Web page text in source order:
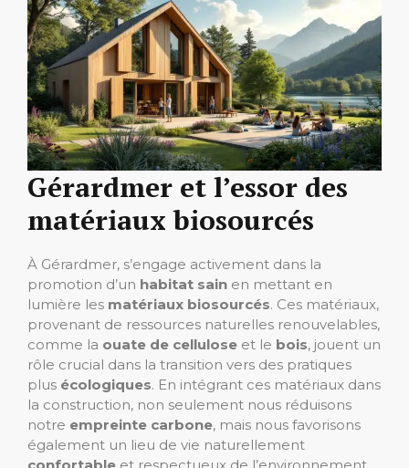
Gérardmer et l’essor des
matériaux biosourcés
À Gérardmer, s’engage activement dans la
promotion d’un habitat sain en mettant en
lumière les matériaux biosourcés. Ces matériaux,
provenant de ressources naturelles renouvelables,
comme la ouate de cellulose et le bois, jouent un
rôle crucial dans la transition vers des pratiques
plus écologiques. En intégrant ces matériaux dans
la construction, non seulement nous réduisons
notre empreinte carbone, mais nous favorisons
également un lieu de vie naturellement